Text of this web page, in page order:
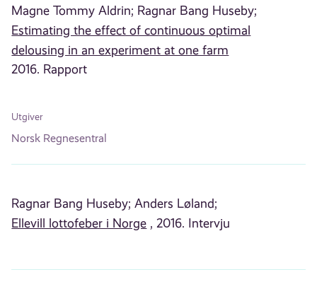
Magne Tommy Aldrin; Ragnar Bang Huseby;
Estimating the effect of continuous optimal
delousing in an experiment at one farm
2016. Rapport
Utgiver
Norsk Regnesentral
Ragnar Bang Huseby; Anders Løland;
Ellevill lottofeber i Norge , 2016. Intervju